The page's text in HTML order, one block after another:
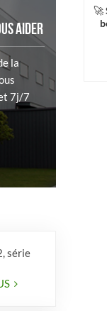
AIDER
la
7j/7
série
🚀